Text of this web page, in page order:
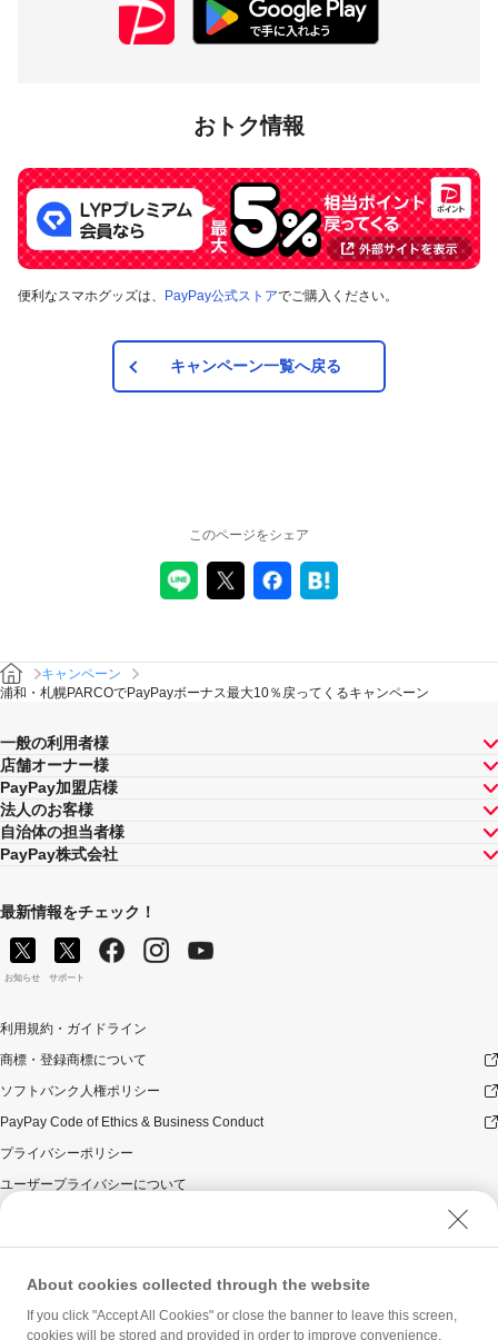
ない店舗や、PayPay決済をご利用いただけるものの本キャン
ペーンの対象外となる店舗があります。
対象の支払方法
本キャンペーンの対象のお支払方法は、PayPay残高、ヤフーカ
本キャンペーンの内容および適用条件を予告なく変更す
る場合や、本キャンペーン自体を予告なく中止する場合
対象のお支払方法にてお支払いいただいた際に、仮に本
キャンペーンを適用すると、本キャンペーンによるキャ
円相当を超えるときには、当該付与額の合計が10,000円
相当となるよう付与いたします（付与額の合計がキャン
ペーン期間中10,000円相当を超えることはございませ
ん）。
本キャンペーンの対象となった加盟店との契約の一部に
ついて取消し、無効または解除（合意解除を含み、以下
し等の対象決済についてのPayPayボーナスの付与は全て
取り消されます。
本キャンペーンの対象となった加盟店との契約について
取消し等となった場合、理由の如何にかかわらず、また
合計」は、当該取消し等をした時点から将来に向かって
のみ減額されます。そのため、「キャンペーン期間中の
付与合計」が10,000円相当に到達して以降に取消し等を
行った方が、当該取消し等の前に、PayPay決済をしてい
た場合であっても、当該取消し等によって取消し等の前
ません。
景品について
PayPayボーナス付与の際に、小数点以下は切り捨てとな
ド公式ストアでも利用可能です。出金・譲渡は不可とな
PayPayボーナスの付与は、原則として、対象のお支払い
おトク情報
便利なスマホグッズは、 PayPay公式ストアでご購入ください。
キャンペーン一覧へ戻る
このページをシェア
キャンペーン
浦和・札幌PARCOでPayPayボーナス最大10％戻ってくるキャンペーン
一般の利用者様
店舗オーナー様
PayPay加盟店様
法人のお客様
自治体の担当者様
PayPay株式会社
最新情報をチェック！
お知らせ サポート
利用規約・ガイドライン
商標・登録商標について
ソフトバンク人権ポリシー
PayPay Code of Ethics & Business Conduct
プライバシーポリシー
ユーザープライバシーについて
ウェブサイト利用規約
反社会的勢力に対する方針
勧誘方針
About cookies collected through the website
If you click "Accept All Cookies" or close the banner to leave this screen,
cookies will be stored and provided in order to improve convenience,